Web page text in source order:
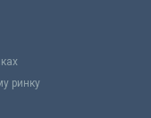
ринку